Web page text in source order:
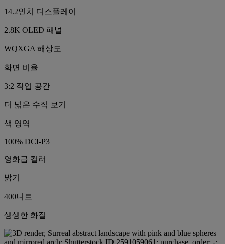
14.2인치 디스플레이
2.8K OLED 패널
WQXGA 해상도
화면 비율
3:2 작업 공간
더 넓은 수직 보기
색 영역
100% DCI-P3
영화급 컬러
밝기
400니트
생생한 화질